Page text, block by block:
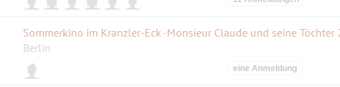
Berlin
eine Anmeldung